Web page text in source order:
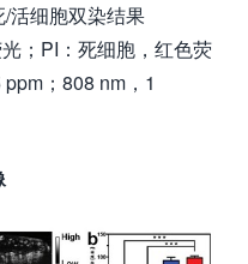
活细胞双染结果
；PI：死细胞，红色荧
；808 nm，1